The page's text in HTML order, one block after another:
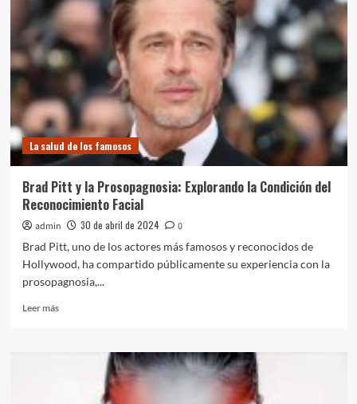
Gluten
en
México:
Una
Perspectiva
Nutricional
y
Social
La salud de los famosos
Brad Pitt y la Prosopagnosia: Explorando la Condición del
Reconocimiento Facial
admin 30 de abril de 2024
0
Brad Pitt, uno de los actores más famosos y reconocidos de
Hollywood, ha compartido públicamente su experiencia con la
prosopagnosia,...
Leer másLeer